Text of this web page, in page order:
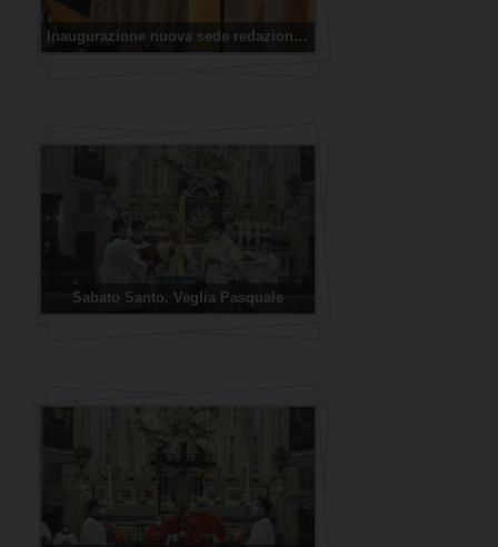
Inaugurazione nuova sede redazione Luce e Vita e UCS
Sabato Santo. Veglia Pasquale